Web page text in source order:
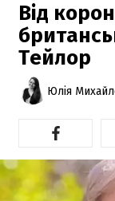
Від
Тейлор
Юлія